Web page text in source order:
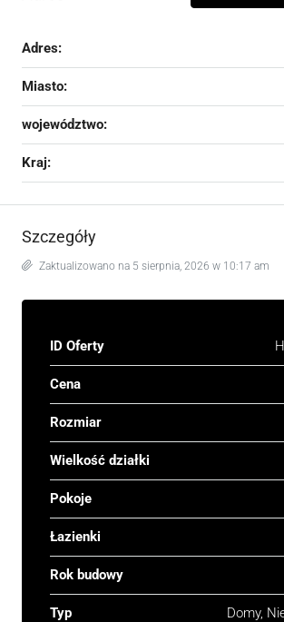
Adres:
Miasto:
województwo:
Kraj:
Szczegóły
Zaktualizowano na 5 sierpnia, 2026 w 10:17 am
ID Oferty
Cena
Rozmiar
Wielkość działki
Pokoje
Łazienki
Rok budowy
Typ
Domy,